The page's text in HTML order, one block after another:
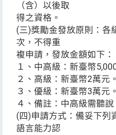
（含）以後取
得之資格。
(三)獎勵金發放原則：各
次，不得重
複申請，發放金額如下：
１、中高級：新臺幣
２、高級：新臺幣2萬元。
３、優級：新臺幣3萬元。
４、備註：中高級需聽
(四)申請方式：備妥下列
語言能力認